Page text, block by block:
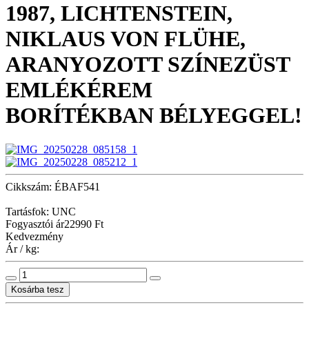
1987, LICHTENSTEIN,
NIKLAUS VON FLÜHE,
ARANYOZOTT SZÍNEZÜST
EMLÉKÉREM
BORÍTÉKBAN BÉLYEGGEL!
Cikkszám: ÉBAF541
Tartásfok: UNC
Fogyasztói ár22990 Ft
Kedvezmény
Ár / kg: